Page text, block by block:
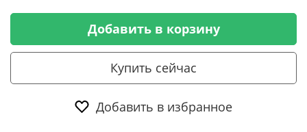
Добавить в корзину
Купить сейчас
Добавить в избранное